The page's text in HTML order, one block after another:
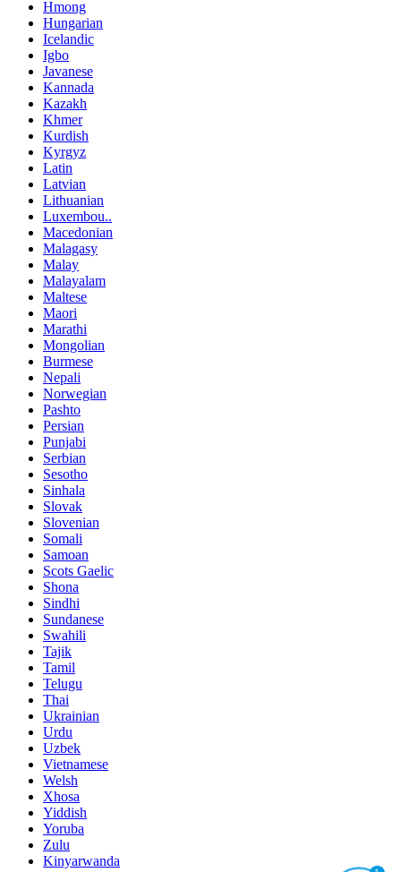
Hmong
Hungarian
Icelandic
Igbo
Javanese
Kannada
Kazakh
Khmer
Kurdish
Kyrgyz
Latin
Latvian
Lithuanian
Luxembou..
Macedonian
Malagasy
Malay
Malayalam
Maltese
Maori
Marathi
Mongolian
Burmese
Nepali
Norwegian
Pashto
Persian
Punjabi
Serbian
Sesotho
Sinhala
Slovak
Slovenian
Somali
Samoan
Scots Gaelic
Shona
Sindhi
Sundanese
Swahili
Tajik
Tamil
Telugu
Thai
Ukrainian
Urdu
Uzbek
Vietnamese
Welsh
Xhosa
Yiddish
Yoruba
Zulu
Kinyarwanda